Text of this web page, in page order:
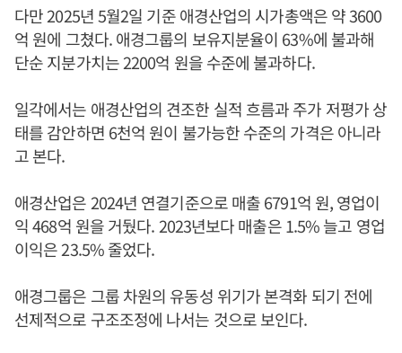
다만 2025년 5월2일 기준 애경산업의 시가총액은 약 3600
억 원에 그쳤다. 애경그룹의 보유지분율이 63%에 불과해
단순 지분가치는 2200억 원을 수준에 불과하다.
일각에서는 애경산업의 견조한 실적 흐름과 주가 저평가 상
태를 감안하면 6천억 원이 불가능한 수준의 가격은 아니라
고 본다.
애경산업은 2024년 연결기준으로 매출 6791억 원, 영업이
익 468억 원을 거뒀다. 2023년보다 매출은 1.5% 늘고 영업
이익은 23.5% 줄었다.
애경그룹은 그룹 차원의 유동성 위기가 본격화 되기 전에
선제적으로 구조조정에 나서는 것으로 보인다.